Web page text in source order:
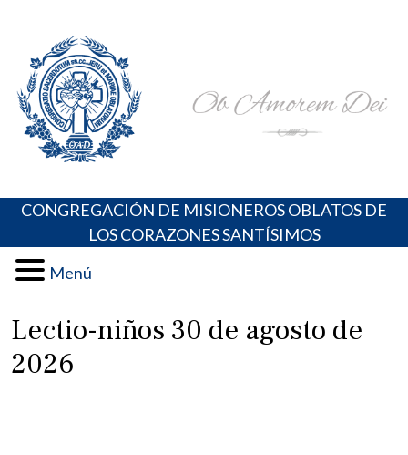
content
Portal de los Padres Oblatos. Advocaciones Marianas,
Oraciones, Música religiosa y más
CONGREGACIÓN DE MISIONEROS OBLATOS DE
LOS CORAZONES SANTÍSIMOS
Menú
Lectio-niños 30 de agosto de
2026